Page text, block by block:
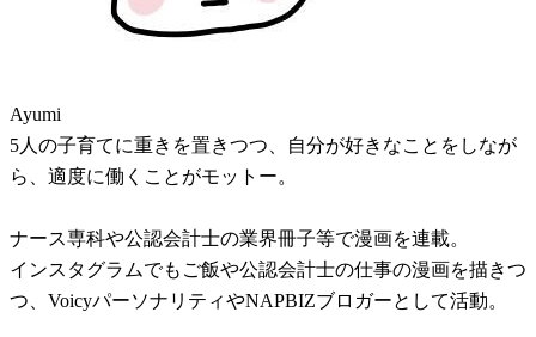
Ayumi
5人の子育てに重きを置きつつ、自分が好きなことをしなが
ら、適度に働くことがモットー。
ナース専科や公認会計士の業界冊子等で漫画を連載。
インスタグラムでもご飯や公認会計士の仕事の漫画を描きつ
つ、VoicyパーソナリティやNAPBIZブロガーとして活動。